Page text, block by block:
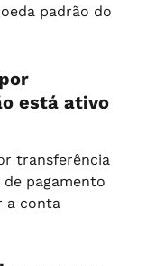
padrão do
está ativo
transferência
pagamento
a conta